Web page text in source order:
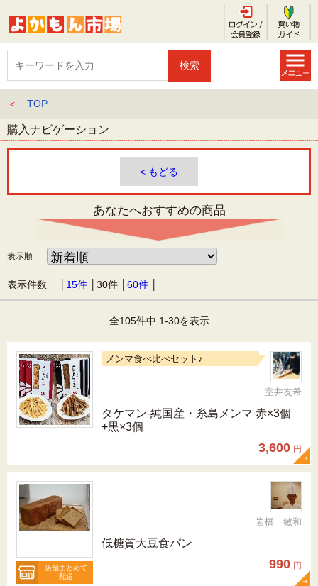
＜ TOP
購入ナビゲーション
< もどる
あなたへおすすめの商品
表示順
表示件数 │ 15件 30件 60件
全105件中 1-30を表示
メンマ食べ比べセット♪
室井友希
タケマン-純国産・糸島メンマ 赤×3個
+黒×3個
3,600 円
店舗まとめて
配送
岩橋 敏和
低糖質大豆食パン
990 円